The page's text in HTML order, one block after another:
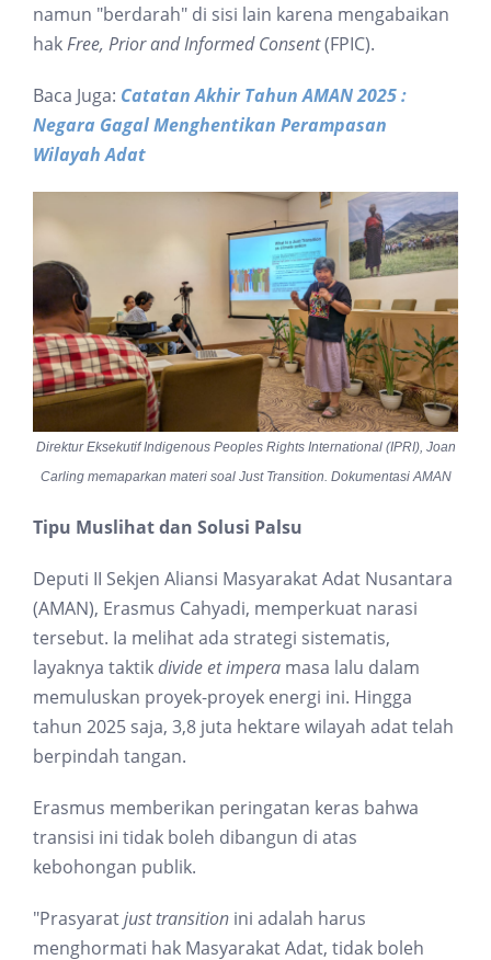
namun "berdarah" di sisi lain karena mengabaikan
hakFree, Prior and Informed Consent(FPIC).
Baca Juga: Catatan Akhir Tahun AMAN 2025 :
Negara Gagal Menghentikan Perampasan
Wilayah Adat
Direktur Eksekutif Indigenous Peoples Rights International (IPRI), Joan
Carling memaparkan materi soal Just Transition. Dokumentasi AMAN
Tipu Muslihat dan Solusi Palsu
Deputi II Sekjen Aliansi Masyarakat Adat Nusantara
(AMAN), Erasmus Cahyadi, memperkuat narasi
tersebut. Ia melihat ada strategi sistematis,
layaknya taktikdivide et impera masa lalu dalam
memuluskan proyek-proyek energi ini. Hingga
tahun 2025 saja, 3,8 juta hektare wilayah adat telah
berpindah tangan.
Erasmus memberikan peringatan keras bahwa
transisi ini tidak boleh dibangun di atas
kebohongan publik.
"Prasyaratjust transition ini adalah harus
menghormati hak Masyarakat Adat, tidak boleh